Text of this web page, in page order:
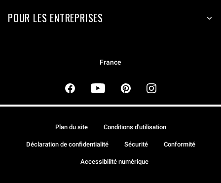
POUR LES ENTREPRISES
France
Plan du site Conditions d'utilisation
Déclaration de confidentialité Sécurité Conformité
Accessibilité numérique